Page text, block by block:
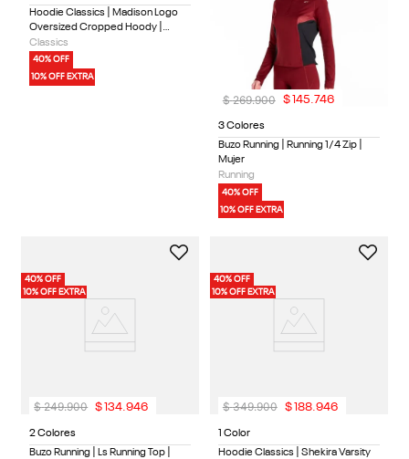
Hoodie Classics | Madison Logo
Oversized Cropped Hoody |
Mujer
Classics
40% OFF
10% OFF EXTRA
3 Colores
Buzo Running | Running 1/4 Zip |
Mujer
Running
40% OFF
10% OFF EXTRA
$ 269.900 $ 145.746
40% OFF
10% OFF EXTRA
2 Colores
Buzo Running | Ls Running Top |
$ 249.900 $134.946
40% OFF
10% OFF EXTRA
1 Color
Hoodie Classics | Shekira Varsity
$ 349.900 $188.946